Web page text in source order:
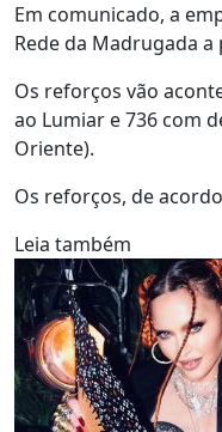
Em comunicado, a
Rede da Madrugada
Os reforços vão
ao Lumiar e 736 com
Oriente).
Os reforços, de
Leia também